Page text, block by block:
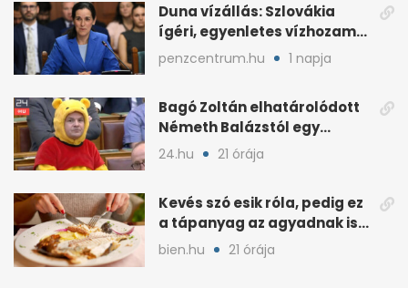
Duna vízállás: Szlovákia
ígéri, egyenletes vízhozam
jön Magyarországra
penzcentrum.hu 1 napja
Bagó Zoltán elhatárolódott
Németh Balázstól egy
kalocsai poszt miatt
24.hu 21 órája
Kevés szó esik róla, pedig ez
a tápanyag az agyadnak is
kell
bien.hu 21 órája